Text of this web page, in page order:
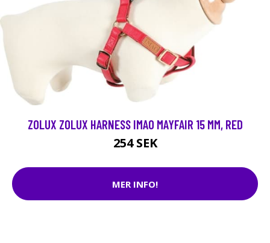
ZOLUX ZOLUX HARNESS IMAO MAYFAIR 15 MM, RED
254 SEK
MER INFO!